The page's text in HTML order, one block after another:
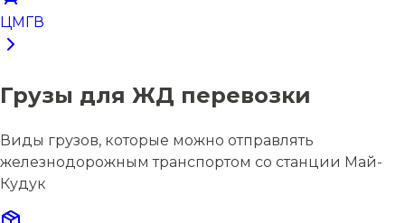
ЦМГВ
Грузы для ЖД перевозки
Виды грузов, которые можно отправлять
железнодорожным транспортом со станции Май-
Кудук